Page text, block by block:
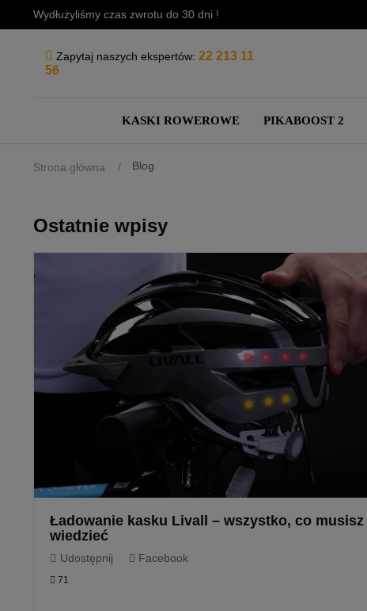
Wydłużyliśmy czas zwrotu do 30 dni !
Zapytaj naszych ekspertów: 22 213 11
56
KASKI ROWEROWE PIKABOOST 2
Strona główna Blog
Ostatnie wpisy
Ładowanie kasku Livall – wszystko, co musisz
wiedzieć
Udostępnij Facebook
71